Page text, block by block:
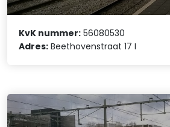
KvK nummer: 56080530
Adres: Beethovenstraat 17 I